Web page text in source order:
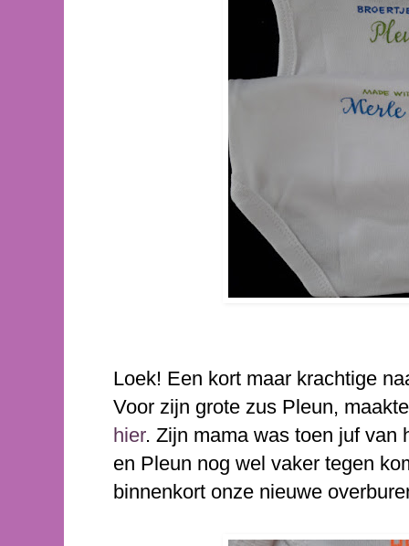
Loek! Een kort maar krachtige
Voor zijn grote zus Pleun,
hier. Zijn mama was toen juf van
en Pleun nog wel vaker tegen
binnenkort onze nieuwe